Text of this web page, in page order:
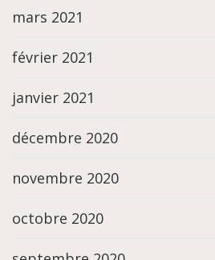
mars 2021
février 2021
janvier 2021
décembre 2020
novembre 2020
octobre 2020